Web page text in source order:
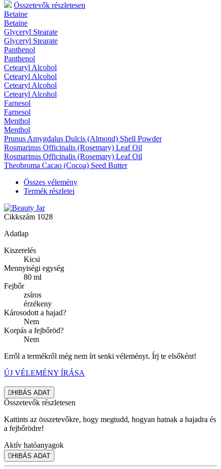
Összetevők részletesen
Betaine
Betaine
Glyceryl Stearate
Glyceryl Stearate
Panthenol
Panthenol
Cetearyl Alcohol
Cetearyl Alcohol
Cetearyl Alcohol
Cetearyl Alcohol
Farnesol
Farnesol
Menthol
Menthol
Prunus Amygdalus Dulcis (Almond) Shell Powder
Rosmarinus Officinalis (Rosemary) Leaf Oil
Rosmarinus Officinalis (Rosemary) Leaf Oil
Theobroma Cacao (Cocoa) Seed Butter
Összes vélemény
Termék részletei
Cikkszám 1028
Adatlap
Kiszerelés
Kicsi
Mennyiségi egység
80 ml
Fejbőr
zsíros
érzékeny
Károsodott a hajad?
Nem
Korpás a fejbőröd?
Nem
Erről a termékről még nem írt senki véleményt. Írj te elsőként!
ÚJ VÉLEMÉNY ÍRÁSA
HIBÁS ADAT
Összetevők részletesen
Kattints az összetevőkre, hogy megtudd, hogyan hatnak a hajadra és
a fejbőrödre!
Aktív hatóanyagok
HIBÁS ADAT